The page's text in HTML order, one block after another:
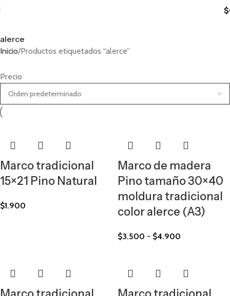
$
alerce
Inicio Productos etiquetados “alerce”
Precio
Marco tradicional
15×21 Pino Natural
$1.900
Marco de madera
Pino tamaño 30×40
moldura tradicional
color alerce (A3)
$3.500 - $4.900